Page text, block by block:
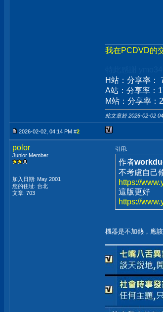
我在PCDVD的
H站：分享率
A站：分享率
M站：分享率
此文章於 2026-02-02
2026-02-02, 04:14 PM #2
polor
Junior Member
加入日期: May 2001
您的住址: 台北
文章: 703
引用:
作者
不考慮自己
https://
這版更好
https://
機器是不加熱，應